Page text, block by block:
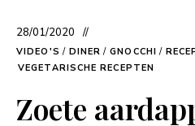
28/01/2020
VIDEO'S / DINER / GNOCCHI /
VEGETARISCHE RECEPTEN
Zoete